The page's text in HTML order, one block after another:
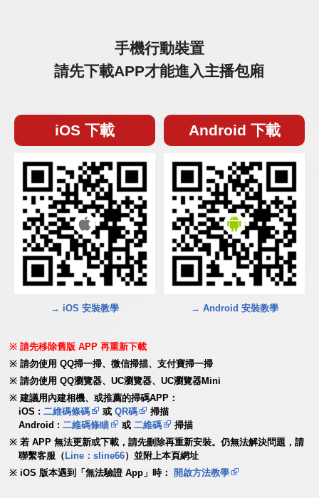
手機行動裝置
請先下載APP才能進入主播包廂
iOS 下載
→ iOS 安裝教學
Android 下載
→ Android 安裝教學
請先移除舊版 APP 再重新下載
請勿使用 QQ掃一掃、微信掃描、支付寶掃一掃
請勿使用 QQ瀏覽器、UC瀏覽器、UC瀏覽器Mini
建議用內建相機、或推薦的掃碼APP：
iOS :二維碼條碼 或QR碼
掃描
Android :二維碼條瞄 或二維碼
掃描
若 APP 無法更新或下載，請先刪除再重新安裝。仍無法解決問題，請
聯繫客服（ Line：sline66）並附上本頁網址
iOS 版本遇到「無法驗證 App」時：
開啟方法教學